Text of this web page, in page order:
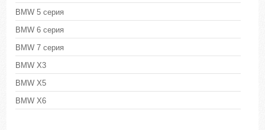
BMW 5 серия
BMW 6 серия
BMW 7 серия
BMW X3
BMW X5
BMW X6